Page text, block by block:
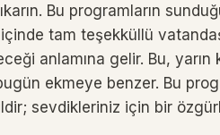
Bu programların
tam teşekküllü
anlamına gelir. Bu,
ekmeye benzer. Bu
sevdikleriniz için bir